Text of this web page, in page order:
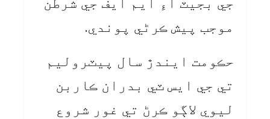
موجب پيش ڪرڻي پوندي.
حڪومت ايندڙ سال پيٽروليم
تي جي ايس ٽي بدران ڪاربن
ليوي لاڳو ڪرڻ تي غور شروع